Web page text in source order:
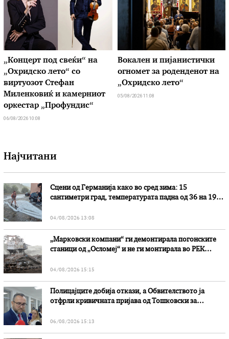
„Концерт под свеќи“ на
„Охридско лето“ со
виртуозот Стефан
Миленковиќ и камерниот
оркестар „Профундис“
06/08/2026 10:08
Вокален и пијанистички
огномет за роденденот на
„Охридско лето“
05/08/2026 11:08
Најчитани
Сцени од Германија како во сред зима: 15
сантиметри град, температурата падна од 36 на 19
04/08/2026 13:08
„Марковски компани“ ги демонтирала погонските
станици од „Осломеј“ и не ги монтирала во РЕК
04/08/2026 15:15
Полицајците добија откази, а Обвителството ја
отфрли кривичната пријава од Тошковски за
06/08/2026 15:13